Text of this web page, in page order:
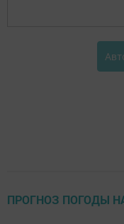
ПРОГНОЗ ПОГОДЫ